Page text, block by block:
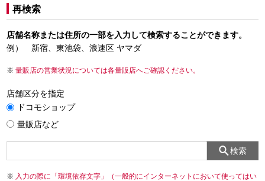
再検索
店舗名称または住所の一部を入力して検索することができます。
例） 新宿、東池袋、浪速区 ヤマダ
量販店の営業状況については各量販店へご確認ください。
店舗区分を指定
ドコモショップ
量販店など
検索
入力の際に「環境依存文字」（一般的にインターネットにおいて使ってはい